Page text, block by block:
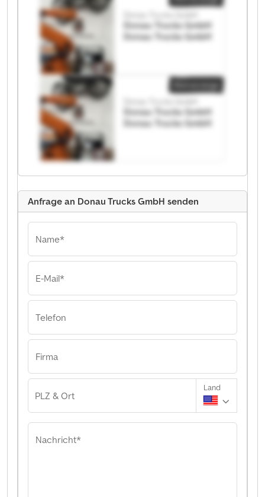
Donau Trucks GmbH
Donau Trucks GmbH
Donau Trucks GmbH
Donau Trucks GmbH
Anfrage an Donau Trucks GmbH senden
Name*
E-Mail*
Telefon
Firma
PLZ & Ort
Land
Nachricht*